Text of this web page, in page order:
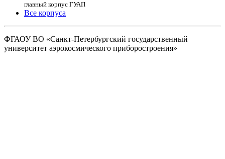
главный корпус ГУАП
Все корпуса
ФГАОУ ВО «Санкт-Петербургский государственный
университет аэрокосмического приборостроения»